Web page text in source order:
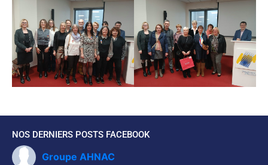
NOS DERNIERS POSTS FACEBOOK
Groupe AHNAC